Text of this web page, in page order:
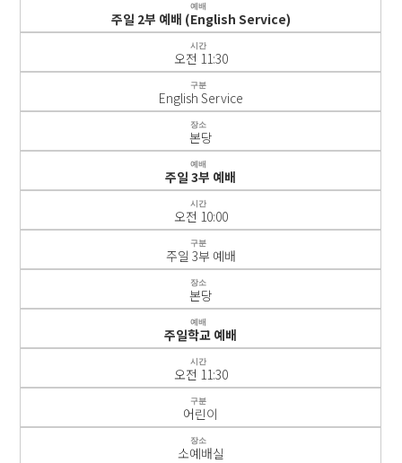
예배
주일 2부 예배 (English Service)
시간
오전 11:30
구분
English Service
장소
본당
예배
주일 3부 예배
시간
오전 10:00
구분
주일 3부 예배
장소
본당
예배
주일학교 예배
시간
오전 11:30
구분
어린이
장소
소예배실